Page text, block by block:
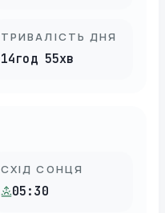
ТРИВАЛІСТЬ ДНЯ
14год 55хв
СХІД СОНЦЯ
05:30